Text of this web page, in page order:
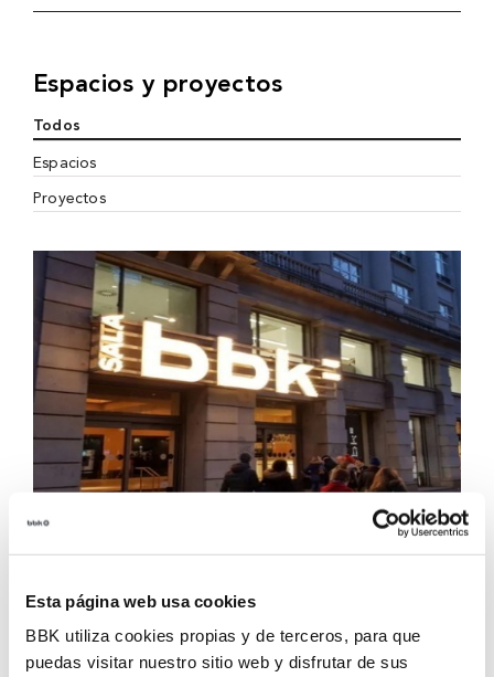
Esta página web usa cookies
BBK utiliza cookies propias y de terceros, para que
puedas visitar nuestro sitio web y disfrutar de sus
Espacios y proyectos
Todos
Espacios
Proyectos
Un punto de encuentro donde la música, el
teatro, el cine y la literatura cobran vida.
Sala BBK es mucho más que un auditorio, es